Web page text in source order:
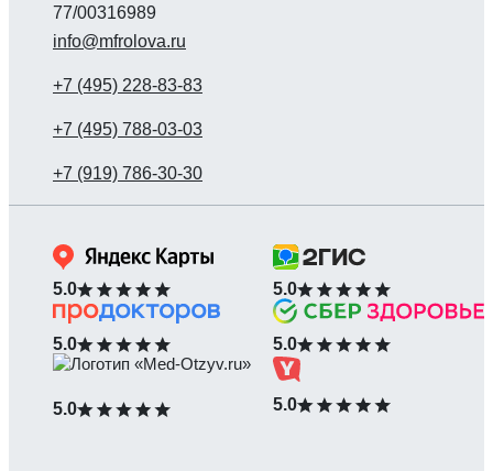
77/00316989
info@mfrolova.ru
5.0 5.0
5.0 5.0
5.0 5.0